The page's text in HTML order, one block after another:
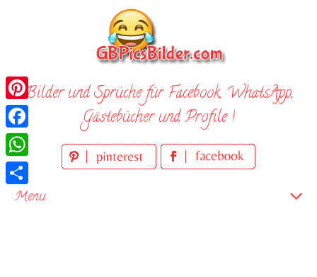
Bilder und Sprüche für Facebook, WhatsApp,
Gästebücher und Profile !
Menu
Pinterest
Facebook
WhatsApp
Teilen